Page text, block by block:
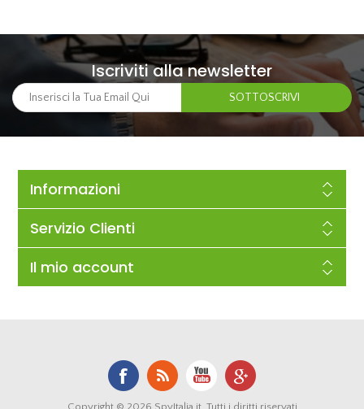
Iscriviti alla newsletter
Informazioni
Servizio Clienti
Il mio account